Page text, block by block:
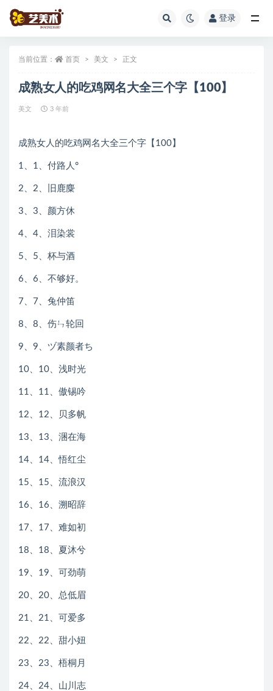
登录
当前位置： 首页 美文 正文
成熟女人的吃鸡网名大全三个字【100】
美文 3 年前
成熟女人的吃鸡网名大全三个字【100】
1、1、付路人°
2、2、旧鹿麋
3、3、颜方休
4、4、泪染裳
5、5、杯与酒
6、6、不够好。
7、7、兔仲笛
8、8、伤ㄣ轮回
9、9、ヅ素颜者ち
10、10、浅时光
11、11、傲锡吟
12、12、贝多帆
13、13、涃在海
14、14、悟红尘
15、15、流浪汉
16、16、溯昭辞
17、17、难如初
18、18、夏沐兮
19、19、可劲萌
20、20、总低眉
21、21、可爱多
22、22、甜小妞
23、23、梧桐月
24、24、山川志